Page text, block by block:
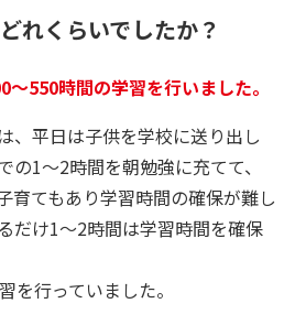
れくらいでしたか？
550時間の学習を行いました。
、平日は子供を学校に送り出し
1～2時間を朝勉強に充てて、
育てもあり学習時間の確保が難し
だけ1～2時間は学習時間を確保
を行っていました。